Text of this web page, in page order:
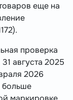
еще на
проверка
августа 2025
2026
больше